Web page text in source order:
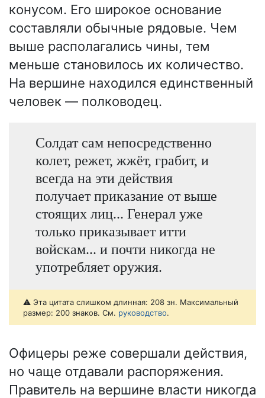
конусом. Его широкое основание
составляли обычные рядовые. Чем
выше располагались чины, тем
меньше становилось их количество.
На вершине находился единственный
человек — полководец.
Солдат сам непосредственно
колет, режет, жжёт, грабит, и
всегда на эти действия
получает приказание от выше
стоящих лиц... Генерал уже
только приказывает итти
войскам... и почти никогда не
употребляет оружия.
⚠️ Эта цитата слишком длинная: 208 зн. Максимальный
размер: 200 знаков. См. руководство.
Офицеры реже совершали действия,
но чаще отдавали распоряжения.
Правитель на вершине власти никогда